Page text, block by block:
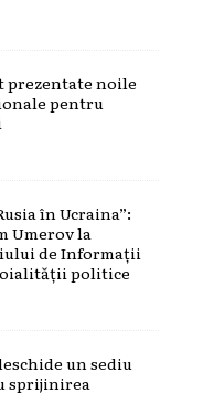
prezentate noile
pentru
în Ucraina”:
Umerov la
de Informații
politice
un sediu
sprijinirea